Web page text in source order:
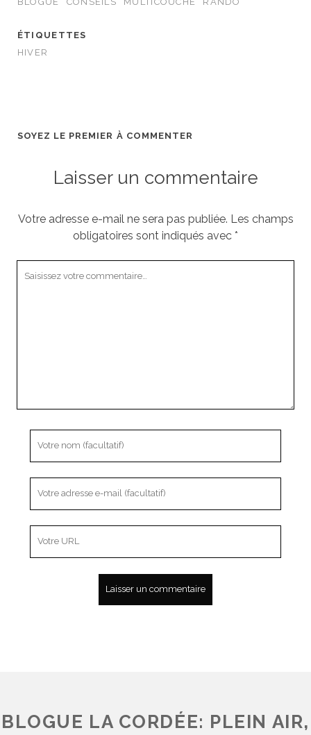
ÉTIQUETTES
HIVER
SOYEZ LE PREMIER À COMMENTER
Laisser un commentaire
Votre adresse e-mail ne sera pas publiée. Les champs
obligatoires sont indiqués avec *
BLOGUE LA CORDÉE: PLEIN AIR,